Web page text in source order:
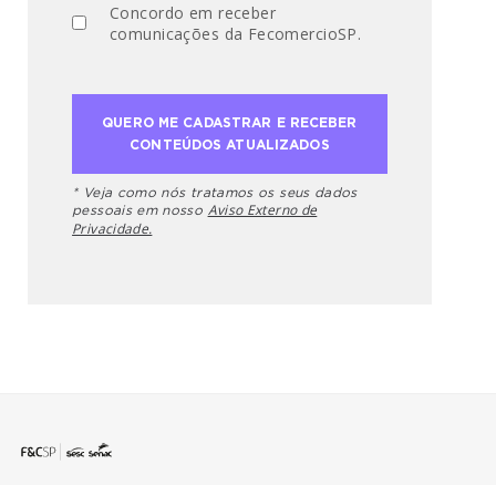
Concordo em receber
comunicações da FecomercioSP.
* Veja como nós tratamos os seus dados
pessoais em nosso Aviso Externo de
Privacidade.